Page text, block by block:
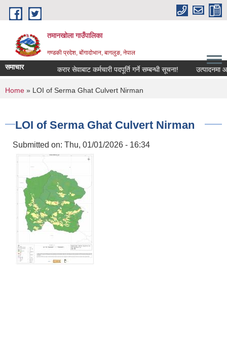
Skip to main content
तमानखोला गाउँपालिका
गण्डकी प्रदेश, बोंगादोभान, बागलुङ, नेपाल
समाचार करार सेवाबाट कर्मचारी पदपूर्ति गर्ने सम्बन्धी सूचना! उत्पादनमा
You are here
Home » LOI of Serma Ghat Culvert Nirman
LOI of Serma Ghat Culvert Nirman
Submitted on: Thu, 01/01/2026 - 16:34